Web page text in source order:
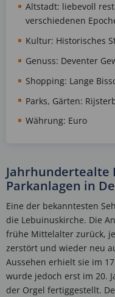
Altstadt: liebevoll
verschiedenen
Kultur: Historisches
Genuss: Deventer
Shopping: Lange
Parks, Gärten:
Währung: Euro
Jahrhundertealte
Parkanlagen in
Eine der bekanntesten
die Lebuinuskirche. Die
frühe Mittelalter zurück,
zerstört und wieder neu
Aussehen erhielt sie im
wurde jedoch erst im 20.
der Orgel fertiggestellt.